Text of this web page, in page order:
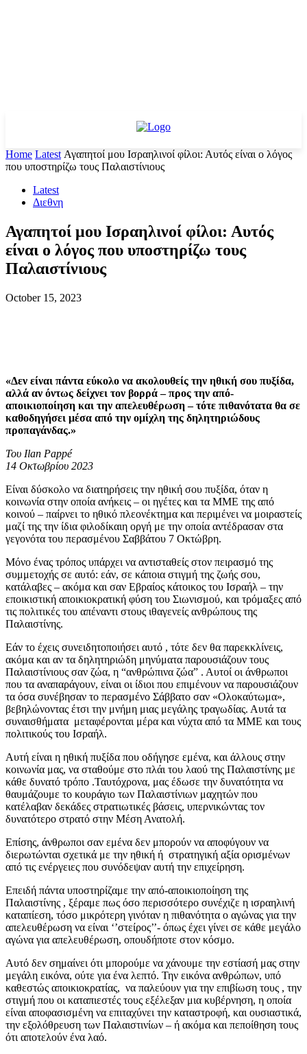
Home Latest Αγαπητοί μου Ισραηλινοί φίλοι: Αυτός είναι ο λόγος
που υποστηρίζω τους Παλαιστίνιους
Latest
Διεθνη
Αγαπητοί μου Ισραηλινοί φίλοι: Αυτός
είναι ο λόγος που υποστηρίζω τους
Παλαιστίνιους
October 15, 2023
«Δεν είναι πάντα εύκολο να ακολουθείς την ηθική σου πυξίδα,
αλλά αν όντως δείχνει τον βορρά – προς την από-
αποικιοποίηση και την απελευθέρωση – τότε πιθανότατα θα σε
καθοδηγήσει μέσα από την ομίχλη της δηλητηριώδους
προπαγάνδας.»
Του Ilan Pappé
14 Οκτωβρίου 2023
Είναι δύσκολο να διατηρήσεις την ηθική σου πυξίδα, όταν η
κοινωνία στην οποία ανήκεις – οι ηγέτες και τα ΜΜΕ της από
κοινού – παίρνει το ηθικό πλεονέκτημα και περιμένει να μοιραστείς
μαζί της την ίδια φιλοδίκαιη οργή με την οποία αντέδρασαν στα
γεγονότα του περασμένου Σαββάτου 7 Οκτώβρη.
Μόνο ένας τρόπος υπάρχει να αντισταθείς στον πειρασμό της
συμμετοχής σε αυτό: εάν, σε κάποια στιγμή της ζωής σου,
κατάλαβες – ακόμα και σαν Εβραίος κάτοικος του Ισραήλ – την
εποικιστική αποικιοκρατική φύση του Σιωνισμού, και τρόμαξες από
τις πολιτικές του απέναντι στους ιθαγενείς ανθρώπους της
Παλαιστίνης.
Εάν το έχεις συνειδητοποιήσει αυτό , τότε δεν θα παρεκκλίνεις,
ακόμα και αν τα δηλητηριώδη μηνύματα παρουσιάζουν τους
Παλαιστίνιους σαν ζώα, η “ανθρώπινα ζώα” . Αυτοί οι άνθρωποι
που τα αναπαράγουν, είναι οι ίδιοι που επιμένουν να παρουσιάζουν
τα όσα συνέβησαν το περασμένο Σάββατο σαν «Ολοκαύτωμα»,
βεβηλώνοντας έτσι την μνήμη μιας μεγάλης τραγωδίας. Αυτά τα
συναισθήματα μεταφέρονται μέρα και νύχτα από τα ΜΜΕ και τους
πολιτικούς του Ισραήλ.
Αυτή είναι η ηθική πυξίδα που οδήγησε εμένα, και άλλους στην
κοινωνία μας, να σταθούμε στο πλάι του λαού της Παλαιστίνης με
κάθε δυνατό τρόπο .Ταυτόχρονα, μας έδωσε την δυνατότητα να
θαυμάζουμε το κουράγιο των Παλαιστίνιων μαχητών που
κατέλαβαν δεκάδες στρατιωτικές βάσεις, υπερνικώντας τον
δυνατότερο στρατό στην Μέση Ανατολή.
Επίσης, άνθρωποι σαν εμένα δεν μπορούν να αποφύγουν να
διερωτώνται σχετικά με την ηθική ή στρατηγική αξία ορισμένων
από τις ενέργειες που συνόδεψαν αυτή την επιχείρηση.
Επειδή πάντα υποστηρίζαμε την από-αποικιοποίηση της
Παλαιστίνης , ξέραμε πως όσο περισσότερο συνέχιζε η ισραηλινή
καταπίεση, τόσο μικρότερη γινόταν η πιθανότητα ο αγώνας για την
απελευθέρωση να είναι ‘’στείρος’’- όπως έχει γίνει σε κάθε μεγάλο
αγώνα για απελευθέρωση, οπουδήποτε στον κόσμο.
Αυτό δεν σημαίνει ότι μπορούμε να χάνουμε την εστίασή μας στην
μεγάλη εικόνα, ούτε για ένα λεπτό. Την εικόνα ανθρώπων, υπό
καθεστώς αποικιοκρατίας, να παλεύουν για την επιβίωση τους , την
στιγμή που οι καταπιεστές τους εξέλεξαν μια κυβέρνηση, η οποία
είναι αποφασισμένη να επιταχύνει την καταστροφή, και ουσιαστικά,
την εξολόθρευση των Παλαιστινίων – ή ακόμα και πεποίθηση τους
ότι αποτελούν ένα λαό.